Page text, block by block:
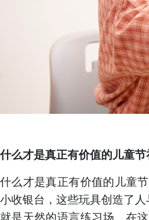
什么才是真正有价值的儿童节
什么才是真正有价值的儿童
小收银台，这些玩具创造了
就是天然的语言练习场。在